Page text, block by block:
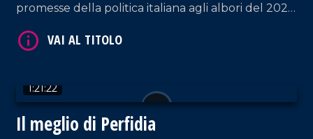
promesse della politica italiana agli albori del 2025
Palazzo? Ogni Cristo scenderà dalla Croce e anche
intenti di partiti e leader, che, puntualmente, a
gennaio, ci rifilano disegni tanto avveniristici,
quanto improbabili.
1:21:22
Il meglio di Perfidia
VAI AL TITOLO